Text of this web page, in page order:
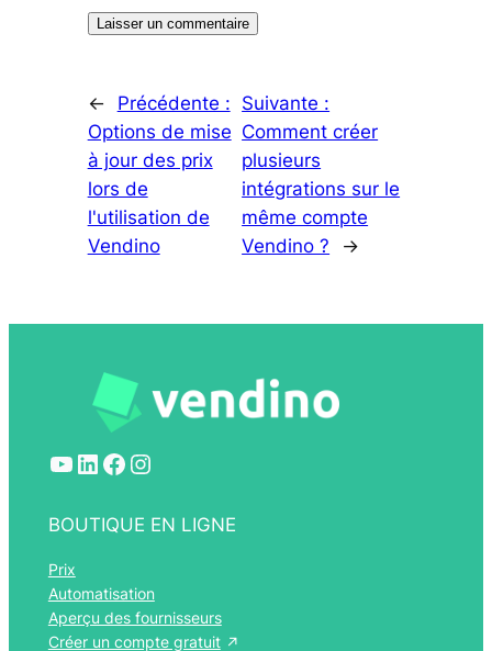
←
Précédente :
Options de mise
à jour des prix
lors de
l'utilisation de
Vendino
Suivante :
Comment créer
plusieurs
intégrations sur le
même compte
Vendino ?
→
YouTube LinkedIn Facebook Instagram
BOUTIQUE EN LIGNE
Prix
Automatisation
Aperçu des fournisseurs
Créer un compte gratuit